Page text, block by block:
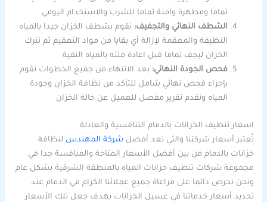
تماما ومطهرة وآمنة تماما للشرب والاستخدام اليومي
الشطف النهائي والتجفيف: نقوم بشطف الخزان جيدا بالمياه
النظيفة والمعقمة لإزالة أي بقايا من مواد التعقيم ثم نترك
الخزان ليجف تماما قبل اعادة ملئه بالمياه النقية
فحص الجودة النهائي: بعد الانتهاء من جميع الخطوات نقوم
بإجراء فحص نهائي شامل للتأكد من نظافة الخزان وجودة
المياه ونقدم تقرير مفصل للعميل عن حالة الخزان
اسعار تنظيف الخزانات بالدمام التنافسية والعادلة
تُعتبر أسعار شركتنا والتي تعد أفضل شركة المهندس لنظافة
خزانات بالدمام من بين أفضل الأسعار المتاحة والمنافسة جدا في
مجموعة شركات تنظيف خزانات المياه بالمنطقة الشرقية بشكل عام
ونحن نحرص دائما على مراعاة جميع عملائنا الكرام في الدمام عند
تحديد أسعار خدماتنا في غسيل الخزانات بهدف جعل تلك الأسعار